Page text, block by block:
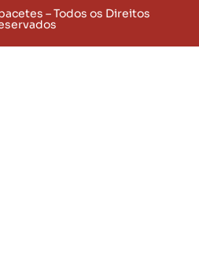
– Todos os Direitos